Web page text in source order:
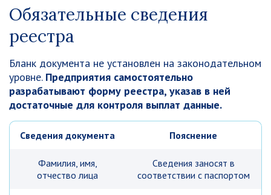
Обязательные сведения
реестра
Бланк документа не установлен на законодательном
уровне. Предприятия самостоятельно
разрабатывают форму реестра, указав в ней
достаточные для контроля выплат данные.
Сведения документа Пояснение
Фамилия, имя,
отчество лица
Сведения заносят в
соответствии с паспортом